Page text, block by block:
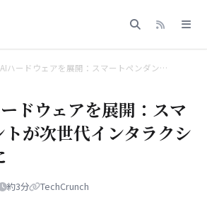
ハードウェアを展開：スマートペンダン…
ドウェアを展開：スマ
が次世代インタラクシ
約3分 TechCrunch